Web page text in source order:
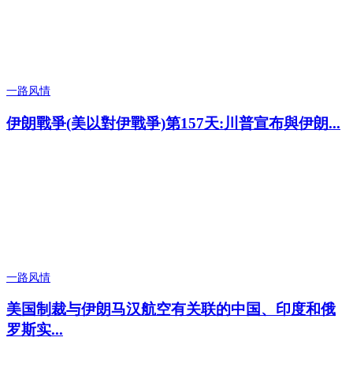
一路风情
伊朗戰爭(美以對伊戰爭)第157天:川普宣布與伊朗...
一路风情
美国制裁与伊朗马汉航空有关联的中国、印度和俄
罗斯实...